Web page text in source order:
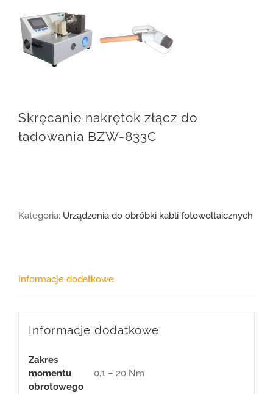
Skręcanie nakrętek złącz do
ładowania BZW-833C
Kategoria: Urządzenia do obróbki kabli fotowoltaicznych
Informacje dodatkowe
Informacje dodatkowe
Zakres
momentu
obrotowego
0,1 – 20 Nm